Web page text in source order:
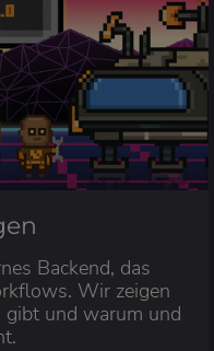
Backend, das
Wir zeigen
gibt und warum und